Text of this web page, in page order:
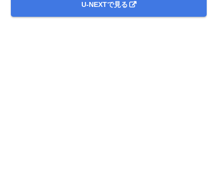
U-NEXTで見る